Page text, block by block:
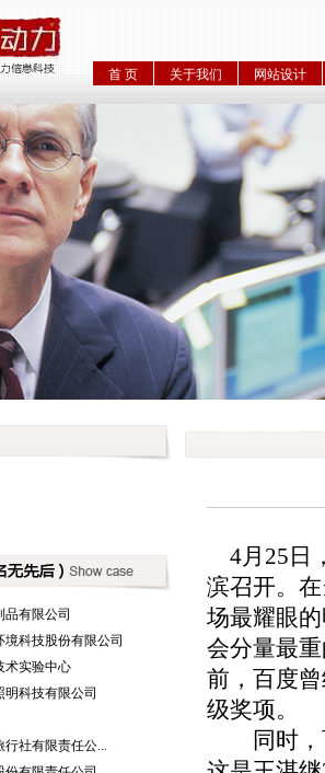
首 页 关于我们 网站设计
品有限公司
境科技股份有限公司
术实验中心
明科技有限公司
行社有限责任公...
4月25日
滨召开。
场最耀眼
会分量最
前，百度
级奖项。
同时，百